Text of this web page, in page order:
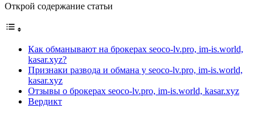
Открой содержание статьи
Как обманывают на брокерах seoco-lv.pro, im-is.world,
kasar.xyz?
Признаки развода и обмана у seoco-lv.pro, im-is.world,
kasar.xyz
Отзывы о брокерах seoco-lv.pro, im-is.world, kasar.xyz
Вердикт